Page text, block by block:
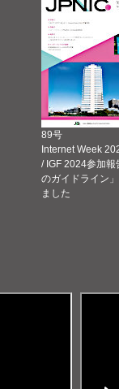
89号
Internet Week
/ IGF 2024参加報
のガイドライン
ました